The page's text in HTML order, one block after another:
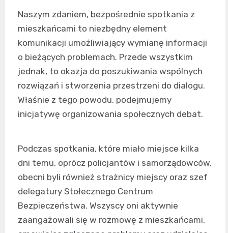
Naszym zdaniem, bezpośrednie spotkania z
mieszkańcami to niezbędny element
komunikacji umożliwiający wymianę informacji
o bieżących problemach. Przede wszystkim
jednak, to okazja do poszukiwania wspólnych
rozwiązań i stworzenia przestrzeni do dialogu.
Właśnie z tego powodu, podejmujemy
inicjatywę organizowania społecznych debat.
Podczas spotkania, które miało miejsce kilka
dni temu, oprócz policjantów i samorządowców,
obecni byli również strażnicy miejscy oraz szef
delegatury Stołecznego Centrum
Bezpieczeństwa. Wszyscy oni aktywnie
zaangażowali się w rozmowę z mieszkańcami,